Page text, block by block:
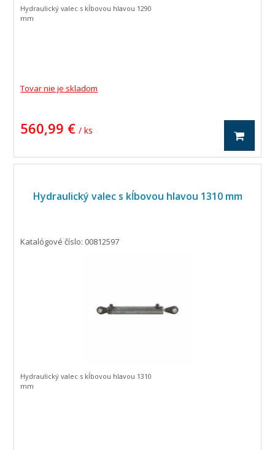
Tovar nie je skladom
560,99 € / ks
Hydraulický valec s kĺbovou hlavou 1290
mm
Hydraulický valec s kĺbovou hlavou 1310 mm
Katalógové číslo: 00812597
Hydraulický valec s kĺbovou hlavou 1310
mm